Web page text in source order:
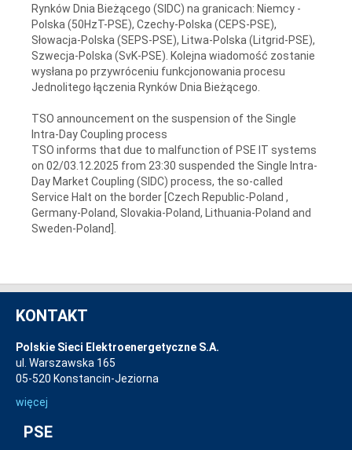
Rynków Dnia Bieżącego (SIDC) na granicach: Niemcy -
Polska (50HzT-PSE), Czechy-Polska (CEPS-PSE),
Słowacja-Polska (SEPS-PSE), Litwa-Polska (Litgrid-PSE),
Szwecja-Polska (SvK-PSE). Kolejna wiadomość zostanie
wysłana po przywróceniu funkcjonowania procesu
Jednolitego łączenia Rynków Dnia Bieżącego.
TSO announcement on the suspension of the Single
Intra-Day Coupling process
TSO informs that due to malfunction of PSE IT systems
on 02/03.12.2025 from 23:30 suspended the Single Intra-
Day Market Coupling (SIDC) process, the so-called
Service Halt on the border [Czech Republic-Poland ,
Germany-Poland, Slovakia-Poland, Lithuania-Poland and
Sweden-Poland].
KONTAKT
Polskie Sieci Elektroenergetyczne S.A.
ul. Warszawska 165
05-520 Konstancin-Jeziorna
więcej
PSE